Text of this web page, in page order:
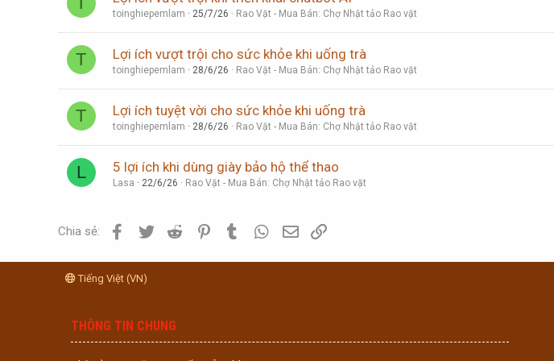
toinghiepemlam 25/7/26 Rao Vặt - Mua Bán: Chợ Nhật tảo Rao vặt
T Lợi ích vượt trội cho sức khỏe khi uống trà
toinghiepemlam 28/6/26 Rao Vặt - Mua Bán: Chợ Nhật tảo Rao vặt
T Lợi ích tuyệt vời cho sức khỏe khi uống trà
toinghiepemlam 28/6/26 Rao Vặt - Mua Bán: Chợ Nhật tảo Rao vặt
L 5 lợi ích khi dùng giày bảo hộ thể thao
Lasa 22/6/26 Rao Vặt - Mua Bán: Chợ Nhật tảo Rao vặt
Chia sẻ: Facebook
Twitter Reddit PinterestTumblr WhatsApp
Email
Tiếng Việt (VN)
THÔNG TIN CHUNG